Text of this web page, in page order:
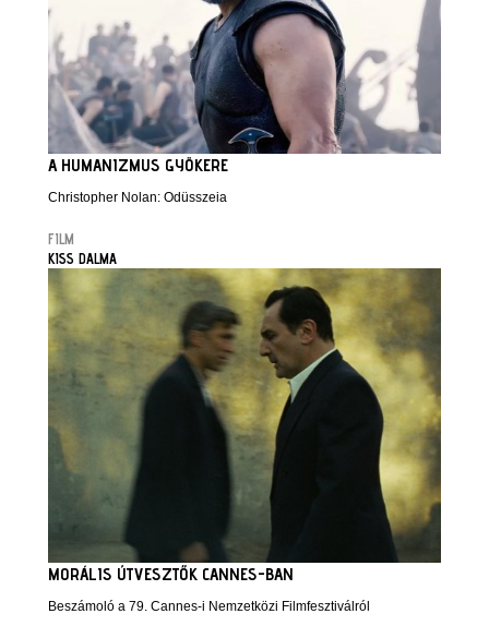
A HUMANIZMUS GYÖKERE
Christopher Nolan: Odüsszeia
FILM
KISS DALMA
MORÁLIS ÚTVESZTŐK CANNES-BAN
Beszámoló a 79. Cannes-i Nemzetközi Filmfesztiválról